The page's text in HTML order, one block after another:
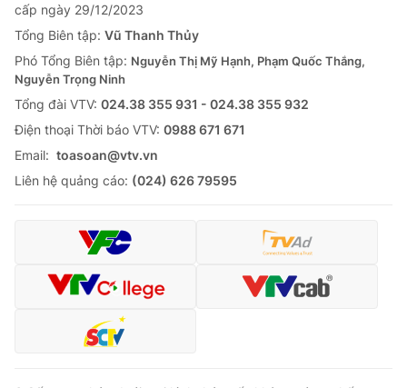
cấp ngày 29/12/2023
Tổng Biên tập: Vũ Thanh Thủy
Phó Tổng Biên tập: Nguyễn Thị Mỹ Hạnh, Phạm Quốc Thắng,
Nguyễn Trọng Ninh
Tổng đài VTV: 024.38 355 931 - 024.38 355 932
Ðiện thoại Thời báo VTV: 0988 671 671
Email: toasoan@vtv.vn
Liên hệ quảng cáo: (024) 626 79595